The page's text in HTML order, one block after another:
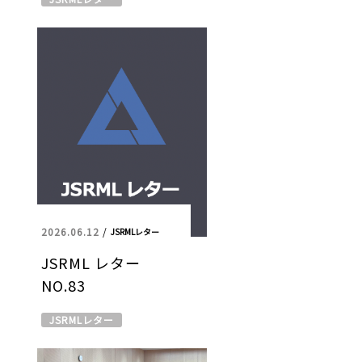
2026.06.12 / JSRMLレター
JSRML レター
NO.83
JSRMLレター